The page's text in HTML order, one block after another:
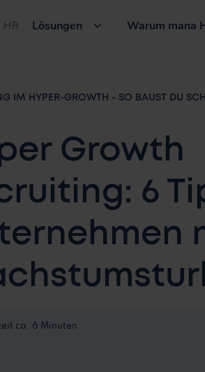
Lösungen Warum mana
IM HYPER-GROWTH - SO BAUST DU
Growth
6
ca. 6 Minuten